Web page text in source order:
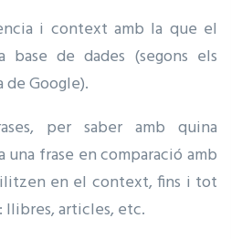
i context amb la que el
de dades (segons els
de Google).
per saber amb quina
frase en comparació amb
en el context, fins i tot
articles, etc.